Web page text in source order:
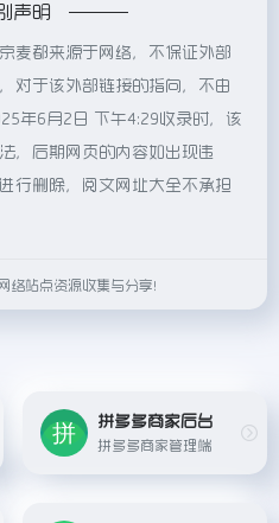
声明
麦都来源于网络，不保证外部
对于该外部链接的指向，不由
年6月2日 下午4:29收录时，该
，后期网页的内容如出现违
行删除，阅文网址大全不承担
络站点资源收集与分享！
拼多多商家后台
拼多多商家管理端